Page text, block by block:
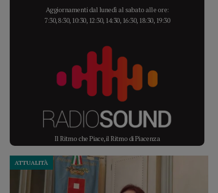
Aggiornamenti dal lunedì al sabato alle ore:
7:30, 8:30, 10:30, 12:30, 14:30, 16:30, 18:30, 19:30
Il Ritmo che Piace, il Ritmo di Piacenza
ATTUALITÀ